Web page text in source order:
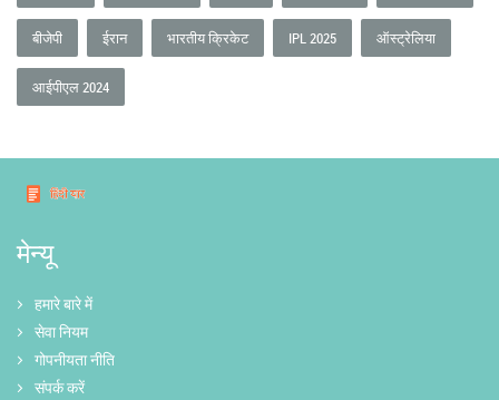
बीजेपी ईरान भारतीय क्रिकेट IPL 2025 ऑस्ट्रेलिया
आईपीएल 2024
मेन्यू
हमारे बारे में
सेवा नियम
गोपनीयता नीति
संपर्क करें